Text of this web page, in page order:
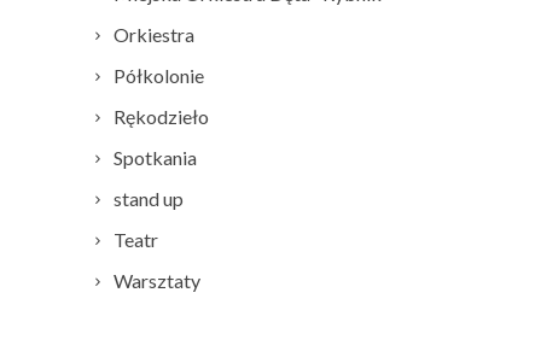
Orkiestra
Półkolonie
Rękodzieło
Spotkania
stand up
Teatr
Warsztaty